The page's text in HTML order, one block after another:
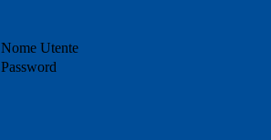
Nome Utente
Password